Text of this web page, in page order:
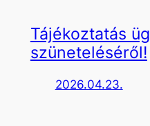
Tájékoztatás
szüneteléséről!
2026.04.23.